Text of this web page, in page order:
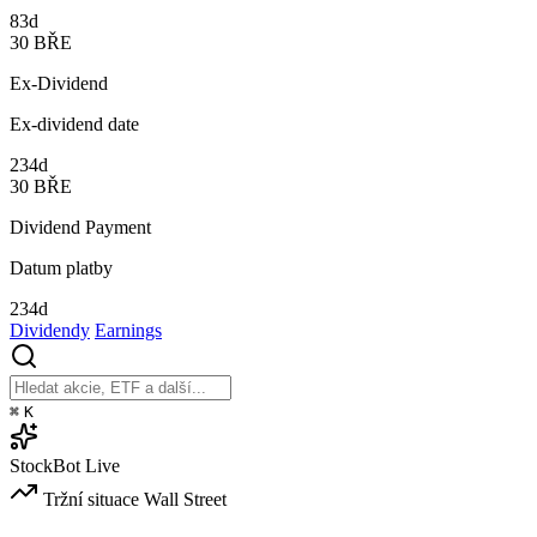
83d
30 BŘE
Ex-Dividend
Ex-dividend date
234d
30 BŘE
Dividend Payment
Datum platby
234d
Dividendy Earnings
⌘ K
StockBot Live
Tržní situace Wall Street